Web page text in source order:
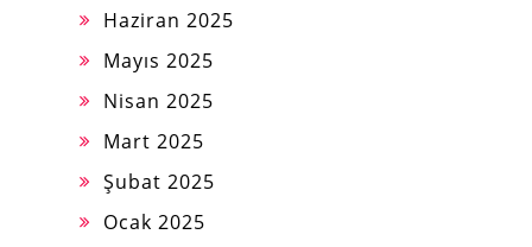
Haziran 2025
Mayıs 2025
Nisan 2025
Mart 2025
Şubat 2025
Ocak 2025